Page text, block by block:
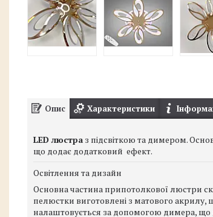
Опис Характеристики
LED люстра з підсвіткою та димером.
що додає додатковий ефект.
Освітлення та дизайн
Основна частина припотолкової люстри
пелюстки виготовлені з матового акрилу,
налаштовується за допомогою димера, що